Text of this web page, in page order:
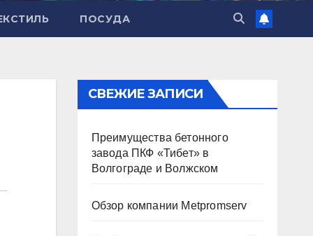
ПОСУДА
СВЕЖИЕ ЗАПИСИ
Преимущества бетонного
завода ПКФ «Тибет» в
Волгограде и Волжском
Обзор компании Metpromserv